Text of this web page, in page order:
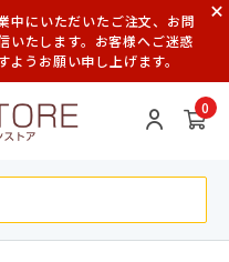
にいただいたご注文、お問
いたします。お客様へご迷惑
うお願い申し上げます。
0